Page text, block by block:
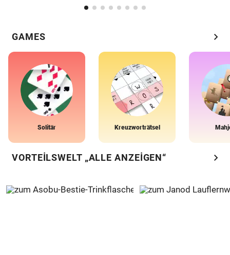
GAMES chevron_right
Solitär Kreuzworträtsel
VORTEILSWELT „ALLE ANZEIGEN“ chevron_right